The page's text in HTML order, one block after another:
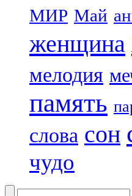
МИР Май
женщина
мелодия
память
слова сон
чудо